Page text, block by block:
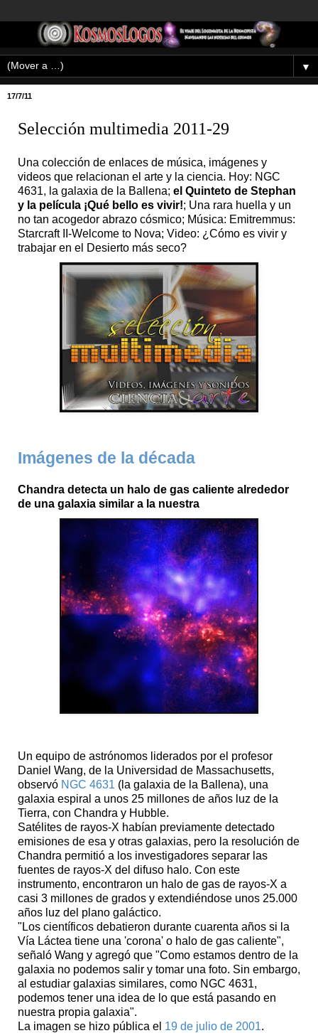
▼
17/7/11
Selección multimedia 2011-29
Una colección de enlaces de música, imágenes y
videos que relacionan el arte y la ciencia. Hoy: NGC
4631, la galaxia de la Ballena; el Quinteto de Stephan
y la película ¡Qué bello es vivir!; Una rara huella y un
no tan acogedor abrazo cósmico; Música: Emitremmus:
Starcraft II-Welcome to Nova; Video: ¿Cómo es vivir y
trabajar en el Desierto más seco?
Imágenes de la década
Chandra detecta un halo de gas caliente alrededor
de una galaxia similar a la nuestra
Un equipo de astrónomos liderados por el profesor
Daniel Wang, de la Universidad de Massachusetts,
observó NGC 4631 (la galaxia de la Ballena), una
galaxia espiral a unos 25 millones de años luz de la
Tierra, con Chandra y Hubble.
Satélites de rayos-X habían previamente detectado
emisiones de esa y otras galaxias, pero la resolución de
Chandra permitió a los investigadores separar las
fuentes de rayos-X del difuso halo. Con este
instrumento, encontraron un halo de gas de rayos-X a
casi 3 millones de grados y extendiéndose unos 25.000
años luz del plano galáctico.
"Los científicos debatieron durante cuarenta años si la
Vía Láctea tiene una 'corona' o halo de gas caliente",
señaló Wang y agregó que "Como estamos dentro de la
galaxia no podemos salir y tomar una foto. Sin embargo,
al estudiar galaxias similares, como NGC 4631,
podemos tener una idea de lo que está pasando en
nuestra propia galaxia".
La imagen se hizo pública el 19 de julio de 2001.